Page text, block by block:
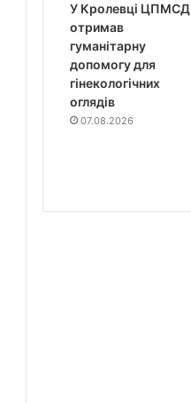
У Кролевці ЦПМСД
отримав
гуманітарну
допомогу для
гінекологічних
оглядів
07.08.2026